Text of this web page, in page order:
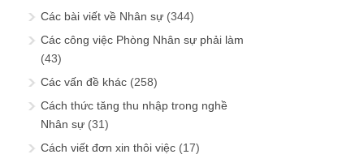
Các bài viết về Nhân sự (344)
Các công việc Phòng Nhân sự phải làm
(43)
Các vấn đề khác (258)
Cách thức tăng thu nhập trong nghề
Nhân sự (31)
Cách viết đơn xin thôi việc (17)